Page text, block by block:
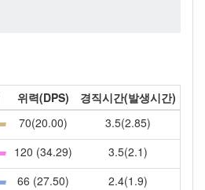
위력(DPS)
경직시간(발생시간)
70(20.00)
3.5(2.85)
120 (34.29)
3.5(2.1)
66 (27.50)
2.4(1.9)